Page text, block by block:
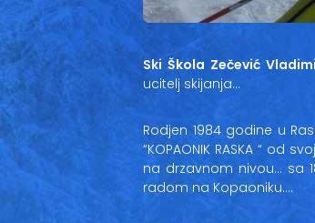
Ski Škola Zečević
ucitelj skijanja…
Rodjen 1984 godine u
“KOPAONIK RASKA “
na drzavnom nivou… sa
radom na Kopaoniku….